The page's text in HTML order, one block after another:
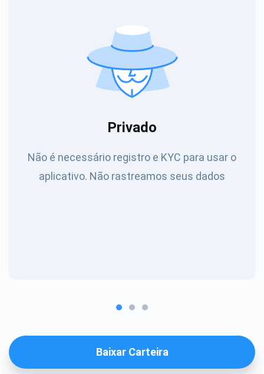
Privado
Não é necessário registro e KYC para usar o
aplicativo. Não rastreamos seus dados
Baixar Carteira